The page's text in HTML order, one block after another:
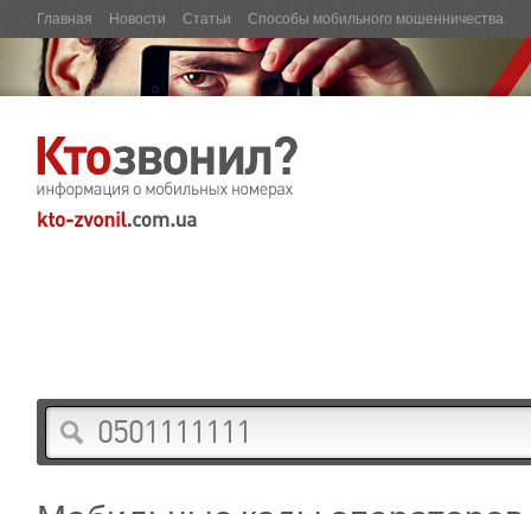
Главная Новости Статьи Способы мобильного мошенничества